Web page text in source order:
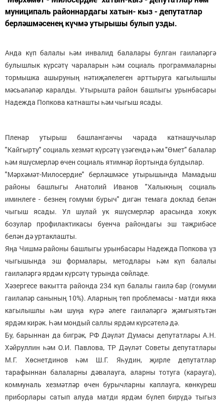
муниципаль районнардагы хатын- кыз - депутатлар
берләшмәсенең күчмә утырышы булып узды.
Анда күп балалы һәм инвалид балалары булган гаиләләргә
булышлык күрсәтү чараларын һәм социаль программаларны
тормышка ашыруның нәтиҗәлелеген арттыруга кагылышлы
мәсьәләләр каралды. Утырышта район башлыгы урынбасары
Надежда Попкова катнашты һәм чыгыш ясады.
Пленар утырыш башланганчы чарада катнашучылар
"Кайгырту" социаль хезмәт күрсәтү үзәгендә һәм "Өмет" балалар
һәм яшүсмерләр өчен социаль ятимнәр йортында булдылар.
"Мәрхәмәт-Милосердие" берләшмәсе утырышында Мамадыш
районы башлыгы Анатолий Иванов "Халыкның социаль
иминлеге - безнең гомуми бурыч" дигән темага доклад белән
чыгыш ясады. Ул шулай ук яшүсмерләр арасында хокук
бозулар профилактикасы буенча райондагы эш тәҗрибәсе
белән дә уртаклашты.
Яңа Чишмә районы башлыгы урынбасары Надежда Попкова үз
чыгышында эш формалары, методлары һәм күп балалы
гаиләләргә ярдәм күрсәтү турында сөйләде.
Хәзергесе вакытта районда 234 күп балалы гаилә бар (гомуми
гаиләләр санының 10%). Аларның төп проблемасы - матди якка
кагылышлы һәм шуңа күрә әлеге гаиләләргә җәмгыятьтән
ярдәм кирәк. Һәм мондый саллы ярдәм күрсәтелә дә.
Бу, барыннан да бигрәк, РФ Дәүләт Думасы депутатлары А.Н.
Хәйруллин һәм О.И. Павлова, ТР Дәүләт Советы депутатлары
М.Г. Хөснетдинов һәм Ш.Г. Яһудин, җирле депутатлар
тарафыннан балаларны дәвалауга, аларны тотуга (карауга),
коммуналь хезмәтләр өчен бурычларны каплауга, көнкүреш
приборлары сатып алуда матди ярдәм бүлеп бирүдә тыгыз